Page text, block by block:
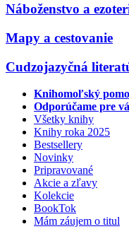
Náboženstvo a
Mapy a cestovanie
Cudzojazyčná
Knihomoľský
Odporúčame pre
Všetky knihy
Knihy roka 2025
Bestsellery
Novinky
Pripravované
Akcie a zľavy
Kolekcie
BookTok
Mám záujem o titul